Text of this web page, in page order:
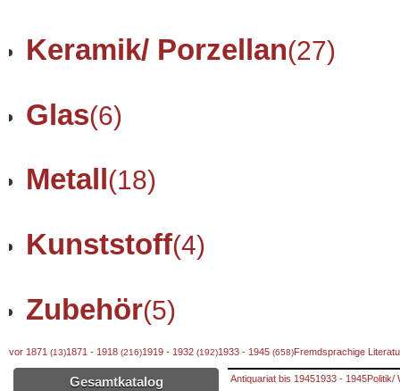
Keramik/ Porzellan(27)
Glas(6)
Metall(18)
Kunststoff(4)
Zubehör(5)
vor 1871 (13)1871 - 1918 (216)1919 - 1932 (192)1933 - 1945 (658)Fremdsprachige
Gesamtkatalog Antiquariat bis 19451933 - 1945Politik/